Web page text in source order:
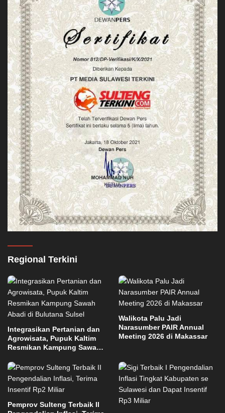
Regional Terkini
Integrasikan Pertanian dan
Agrowisata, Pupuk Kaltim
Resmikan Kampung Sawah
Walikota Palu Jadi
Narasumber PAIR Annual
Meeting 2026 di Makassar
Pemprov Sulteng Terbaik II